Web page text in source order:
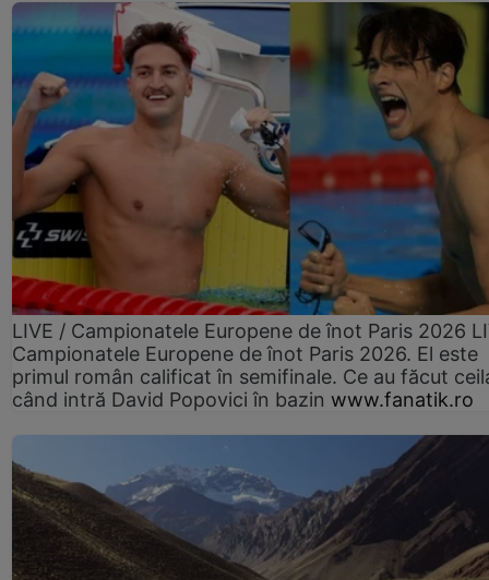
LIVE / Campionatele Europene de înot Paris 2026
Campionatele Europene de înot Paris 2026. El este
primul român calificat în semifinale. Ce au făcut
când intră David Popovici în bazin www.fanatik.ro